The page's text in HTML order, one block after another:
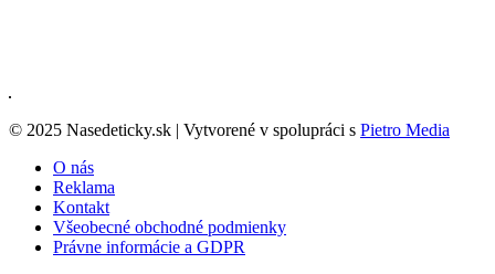
© 2025 Nasedeticky.sk | Vytvorené v spolupráci s Pietro Media
O nás
Reklama
Kontakt
Všeobecné obchodné podmienky
Právne informácie a GDPR